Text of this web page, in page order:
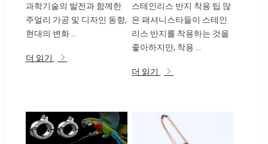
과학기술의 발전과 함께한
주얼리 가공 및 디자인 동향,
현대의 변화 ...
더 읽기
스테인리스 반지 착용 팁 많
은 패셔니스타들이 스테인
리스 반지를 착용하는 것을
좋아하지만, 착용 ...
더 읽기